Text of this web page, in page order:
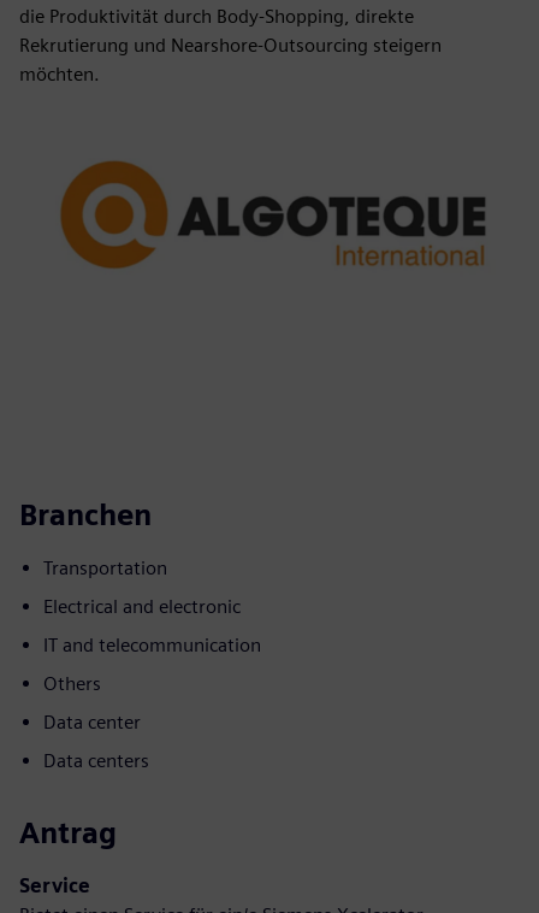
die Produktivität durch Body-Shopping, direkte
Rekrutierung und Nearshore-Outsourcing steigern
möchten.
Branchen
Transportation
Electrical and electronic
IT and telecommunication
Others
Data center
Data centers
Antrag
Service